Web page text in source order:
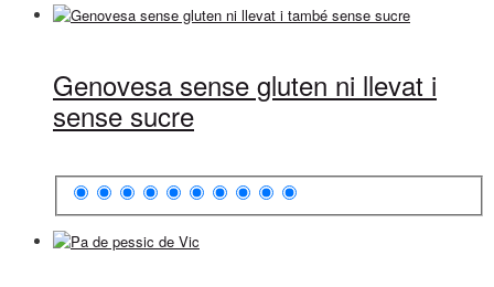
Genovesa sense gluten ni llevat i
sense sucre